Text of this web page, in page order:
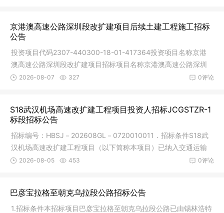
京港澳高速公路深圳段改扩建项目后续土建工程施工招标
公告
投资项目代码2307-440300-18-01-417364投资项目名称京港
澳高速公路深圳段改扩建项目招标项目名称京港澳高速公路深圳
段改扩建项目
0评论
2026-08-07 327
S18武汉机场高速改扩建工程项目投资人招标JCGSTZR-1
标段招标公告
招标编号：HBSJ－202608GL－0720010011．招标条件S18武
汉机场高速改扩建工程项目（以下简称本项目）已纳入交通运输
部《公路发展
0评论
2026-08-05 453
巴彦宝拉格至朝克乌拉段公路招标公告
1.招标条件本招标项目巴彦宝拉格至朝克乌拉段公路已由锡林浩特